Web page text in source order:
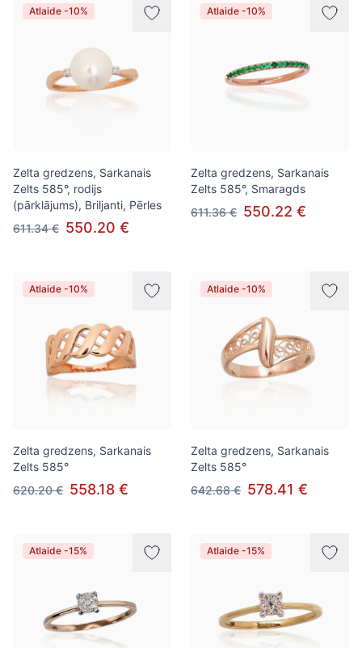
Atlaide -10%
Zelta gredzens, Sarkanais
Zelts 585°, rodijs
(pārklājums), Briljanti, Pērles
611.34 € 550.20 €
Atlaide -10%
Zelta gredzens, Sarkanais
Zelts 585°, Smaragds
611.36 € 550.22 €
Atlaide -10%
Zelta gredzens, Sarkanais
Zelts 585°
620.20 € 558.18 €
Atlaide -10%
Zelta gredzens, Sarkanais
Zelts 585°
642.68 € 578.41 €
Atlaide -15% Atlaide -15%